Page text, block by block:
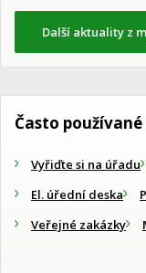
Další aktuality z
Často
Vyřiďte si na úřadu
El. úřední deska
Veřejné zakázky